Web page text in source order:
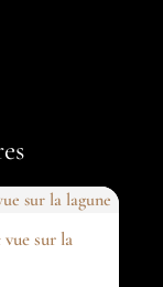
sur la